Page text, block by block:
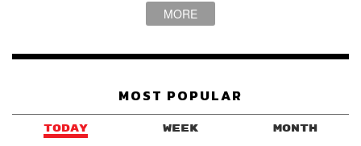
MORE
MOST POPULAR
TODAY WEEK MONTH